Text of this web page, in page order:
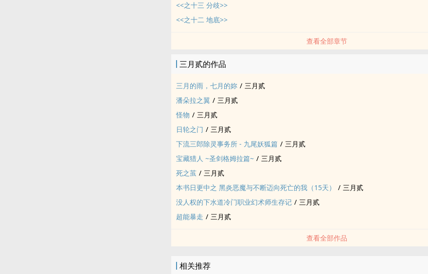
<<之十三 分歧>>
<<之十二 地底>>
查看全部章节
三月贰的作品
三月的雨，七月的妳 / 三月贰
潘朵拉之翼 / 三月贰
怪物 / 三月贰
日轮之门 / 三月贰
下流三郎除灵事务所 - 九尾妖狐篇 / 三月贰
宝藏猎人 ~圣剑格姆拉篇~ / 三月贰
死之茧 / 三月贰
本书日更中之 黑炎恶魔与不断迈向死亡的我（15天）
/ 三月贰
没人权的下水道冷门职业幻术师生存记 / 三月贰
超能暴走 / 三月贰
查看全部作品
相关推荐